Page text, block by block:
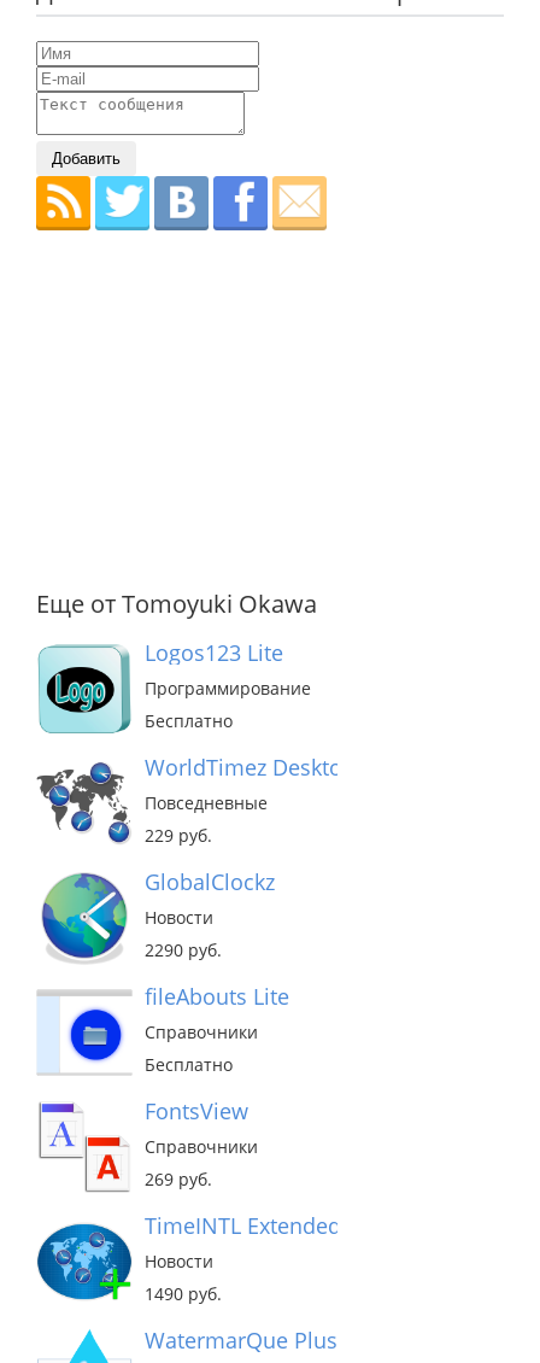
Добавить
Еще от Tomoyuki Okawa
Logos123 Lite
Программирование
Бесплатно
WorldTimez Desktop
Повседневные
229 руб.
GlobalClockz
Новости
2290 руб.
fileAbouts Lite
Справочники
Бесплатно
FontsView
Справочники
269 руб.
TimeINTL Extended Edition
Новости
1490 руб.
WatermarQue Plus